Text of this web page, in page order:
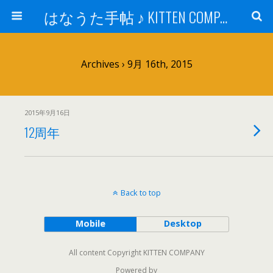
はなうた手帖 ♪ KITTEN COMPANY
Archives › 9月 16th, 2015
2015年9月16日
12周年
Back to top
Mobile Desktop
All content Copyright KITTEN COMPANY
Powered by